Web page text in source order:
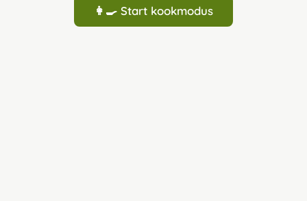
👩‍🍳 Start kookmodus